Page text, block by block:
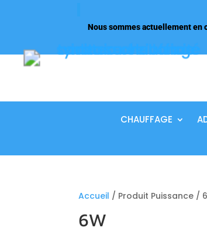
Nous sommes actuellement en
CHAUFFAGE
Accueil / Produit Puissance /
6W